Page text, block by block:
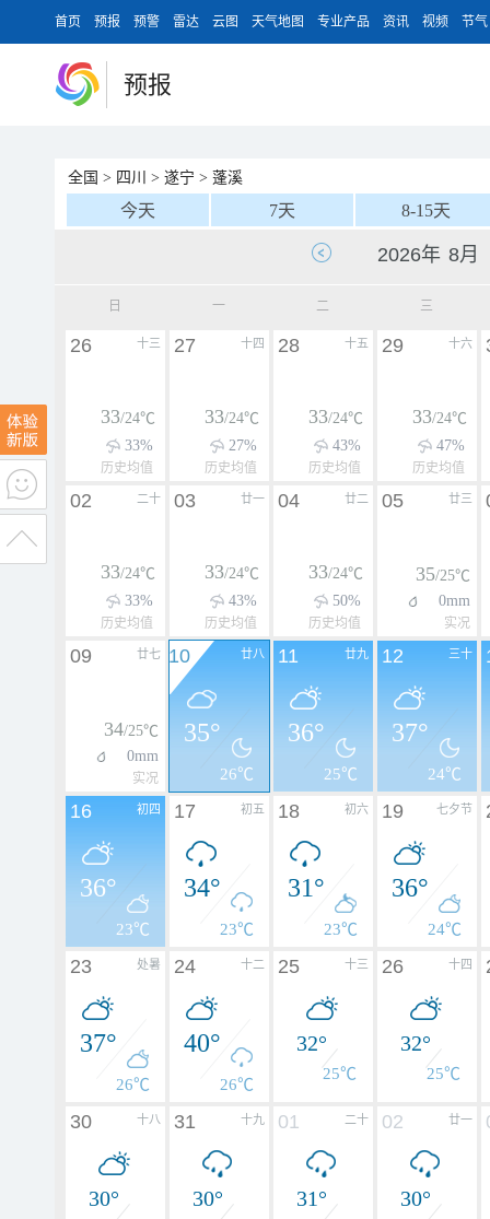
首页 预报 预警 雷达 云图 天气地图 专业产品 资讯 视频 节气
预报
全国 > 四川 > 遂宁 > 蓬溪
今天 7天 8-15天
日 一 二 三
十三
26
33/24℃
33%
历史均值
十四
27
33/24℃
27%
历史均值
十五
28
33/24℃
43%
历史均值
十六
29
33/24℃
47%
历史均值
二十
02
33/24℃
33%
历史均值
廿一
03
33/24℃
43%
历史均值
廿二
04
33/24℃
50%
历史均值
廿三
05
35/25℃
0mm
实况
廿七
09
34/25℃
0mm
实况
廿八
10
35°
26℃
廿九
11
36°
25℃
三十
12
37°
24℃
初四
16
36°
23℃
初五
17
34°
23℃
初六
18
31°
23℃
七夕节
19
36°
24℃
处暑
23
37°
26℃
十二
24
40°
26℃
十三
25
32°
25℃
十四
26
32°
25℃
十八
30
30°
十九
31
30°
二十
01
31°
廿一
02
30°